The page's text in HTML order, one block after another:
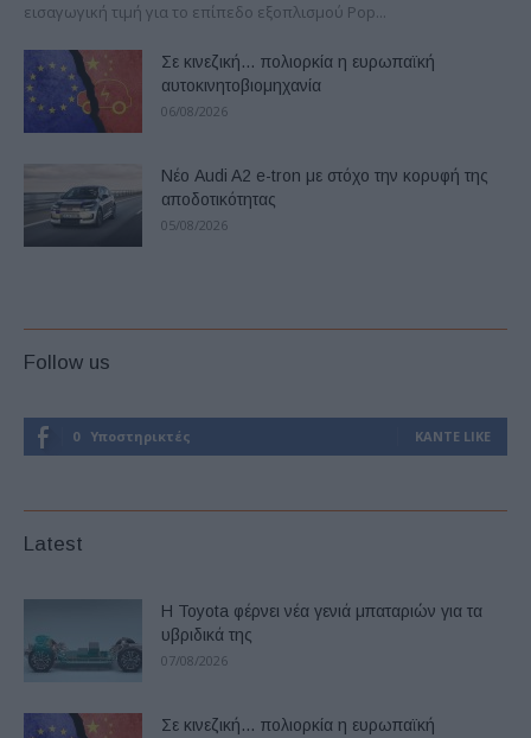
εισαγωγική τιμή για το επίπεδο εξοπλισμού Pop...
Σε κινεζική… πολιορκία η ευρωπαϊκή
αυτοκινητοβιομηχανία
06/08/2026
Νέο Audi A2 e-tron με στόχο την κορυφή της
αποδοτικότητας
05/08/2026
Follow us
0 Υποστηρικτές ΚΆΝΤΕ LIKE
Latest
Η Toyota φέρνει νέα γενιά μπαταριών για τα
υβριδικά της
07/08/2026
Σε κινεζική… πολιορκία η ευρωπαϊκή